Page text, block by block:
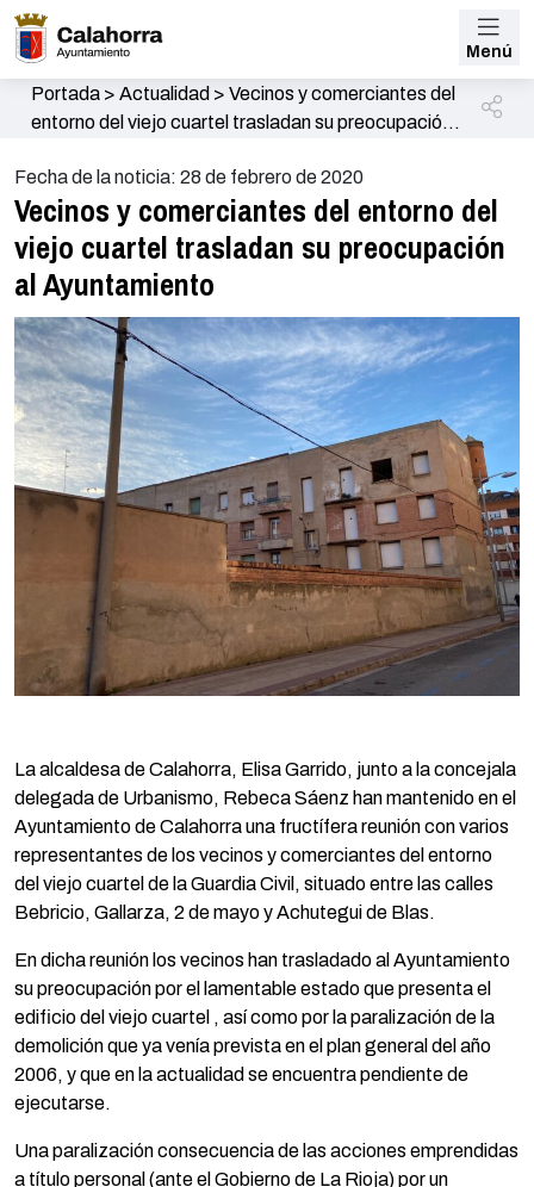
Menú
Portada> Actualidad > Vecinos y comerciantes del
entorno del viejo cuartel trasladan su preocupación
Fecha de la noticia: 28 de febrero de 2020
Vecinos y comerciantes del entorno del
viejo cuartel trasladan su preocupación
al Ayuntamiento
La alcaldesa de Calahorra, Elisa Garrido, junto a la concejala
delegada de Urbanismo, Rebeca Sáenz han mantenido en el
Ayuntamiento de Calahorra una fructífera reunión con varios
representantes de los vecinos y comerciantes del entorno
del viejo cuartel de la Guardia Civil, situado entre las calles
Bebricio, Gallarza, 2 de mayo y Achutegui de Blas.
En dicha reunión los vecinos han trasladado al Ayuntamiento
su preocupación por el lamentable estado que presenta el
edificio del viejo cuartel , así como por la paralización de la
demolición que ya venía prevista en el plan general del año
2006, y que en la actualidad se encuentra pendiente de
ejecutarse.
Una paralización consecuencia de las acciones emprendidas
a título personal (ante el Gobierno de La Rioja) por un